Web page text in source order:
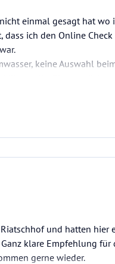
einmal gesagt hat
ich den Online
keine Auswahl
und hatten hier
klare Empfehlung
gerne wieder.